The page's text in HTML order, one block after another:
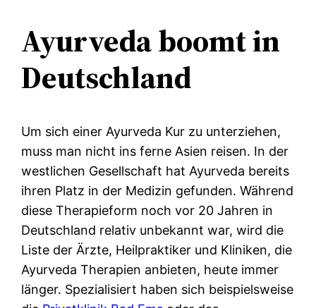
Ayurveda boomt in
Deutschland
Um sich einer Ayurveda Kur zu unterziehen,
muss man nicht ins ferne Asien reisen. In der
westlichen Gesellschaft hat Ayurveda bereits
ihren Platz in der Medizin gefunden. Während
diese Therapieform noch vor 20 Jahren in
Deutschland relativ unbekannt war, wird die
Liste der Ärzte, Heilpraktiker und Kliniken, die
Ayurveda Therapien anbieten, heute immer
länger. Spezialisiert haben sich beispielsweise